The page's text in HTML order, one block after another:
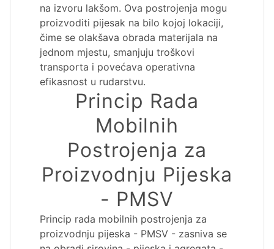
na izvoru lakšom. Ova postrojenja mogu
proizvoditi pijesak na bilo kojoj lokaciji,
čime se olakšava obrada materijala na
jednom mjestu, smanjuju troškovi
transporta i povećava operativna
efikasnost u rudarstvu.
Princip Rada
Mobilnih
Postrojenja za
Proizvodnju Pijeska
- PMSV
Princip rada mobilnih postrojenja za
proizvodnju pijeska - PMSV - zasniva se